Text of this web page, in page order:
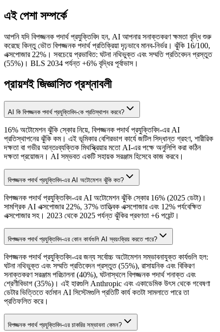
এই পেশা সম্পর্কে
আপনি যদি বিপজ্জনক পদার্থ প্রযুক্তিবিদ হন, AI আপনার সনাক্তকরণ ক্ষমতা বৃদ্ধি শুরু
করেছে কিন্তু ভৌত বিপজ্জনক পদার্থ প্রতিক্রিয়া দৃঢ়ভাবে মানব-নির্ভর। ঝুঁকি 16/100,
এক্সপোজার 22%। সবচেয়ে প্রভাবিত: ঘটনা নথিভুক্ত এবং সম্মতি প্রতিবেদন প্রস্তুত
(55%)। BLS 2034 পর্যন্ত +6% বৃদ্ধির পূর্বাভাস।
প্রায়শই জিজ্ঞাসিত প্রশ্নাবলী
AI কি বিপজ্জনক পদার্থ প্রযুক্তিবিদ-কে প্রতিস্থাপন করবে?
16% অটোমেশন ঝুঁকি স্কোর নিয়ে, বিপজ্জনক পদার্থ প্রযুক্তিবিদ-এর AI
প্রতিস্থাপনের ঝুঁকি কম। এই ভূমিকার বেশিরভাগ কার্যে জটিল সিদ্ধান্ত গ্রহণ, শারীরিক
দক্ষতা বা গভীর আন্তঃব্যক্তিক মিথস্ক্রিয়ার মতো AI-এর পক্ষে অনুলিপি করা কঠিন
দক্ষতা প্রয়োজন। AI সম্ভবত একটি সহায়ক সরঞ্জাম হিসেবে কাজ করবে।
বিপজ্জনক পদার্থ প্রযুক্তিবিদ-এর AI অটোমেশন ঝুঁকি কত?
বিপজ্জনক পদার্থ প্রযুক্তিবিদ-এর AI অটোমেশন ঝুঁকি স্কোর 16% (2025 ডেটা)।
সামগ্রিক AI এক্সপোজার 22%, 37% তাত্ত্বিক এক্সপোজার এবং 12% পর্যবেক্ষিত
এক্সপোজার সহ। 2023 থেকে 2025 পর্যন্ত ঝুঁকির প্রবণতা +6 পয়েন্ট।
বিপজ্জনক পদার্থ প্রযুক্তিবিদ-এর কোন কার্যগুলি AI স্বয়ংক্রিয় করতে পারে?
বিপজ্জনক পদার্থ প্রযুক্তিবিদ-এর জন্য সর্বোচ্চ অটোমেশন সম্ভাবনাযুক্ত কার্যগুলি হল:
ঘটনা নথিভুক্ত এবং সম্মতি প্রতিবেদন প্রস্তুত (55%), রাসায়নিক এবং বিকিরণ
সনাক্তকরণ সরঞ্জাম পরিচালনা (40%), ঘটনাস্থলে বিপজ্জনক পদার্থ শনাক্ত এবং
শ্রেণীবিভাগ (35%)। এই হারগুলি Anthropic এবং একাডেমিক উৎস থেকে গবেষণা
ডেটার ভিত্তিতে বর্তমান AI সিস্টেমগুলি প্রতিটি কার্য কতটা সামলাতে পারে তা
প্রতিফলিত করে।
বিপজ্জনক পদার্থ প্রযুক্তিবিদ-এর চাকরির সম্ভাবনা কেমন?